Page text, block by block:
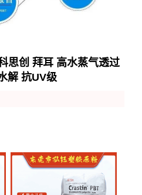
思创 拜耳 高水蒸气透过
解 抗UV级